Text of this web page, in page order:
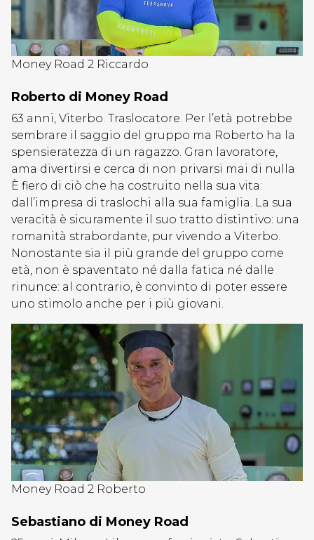
Money Road 2 Riccardo
Roberto di Money Road
63 anni, Viterbo. Traslocatore. Per l’età potrebbe
sembrare il saggio del gruppo ma Roberto ha la
spensieratezza di un ragazzo. Gran lavoratore,
ama divertirsi e cerca di non privarsi mai di nulla
È fiero di ciò che ha costruito nella sua vita:
dall’impresa di traslochi alla sua famiglia. La sua
veracità è sicuramente il suo tratto distintivo: una
romanità strabordante, pur vivendo a Viterbo.
Nonostante sia il più grande del gruppo come
età, non è spaventato né dalla fatica né dalle
rinunce: al contrario, è convinto di poter essere
uno stimolo anche per i più giovani.
Money Road 2 Roberto
Sebastiano di Money Road